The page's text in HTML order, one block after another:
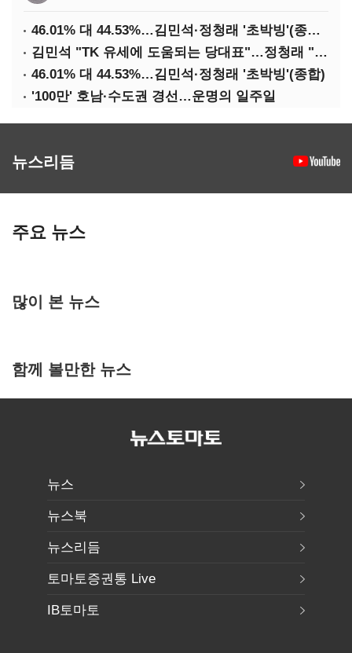
46.01% 대 44.53%…김민석·정청래 '초박빙'(종합 2보)
김민석 "TK 유세에 도움되는 당대표"…정청래 "벌써 대표된 양 당직 배분"
46.01% 대 44.53%…김민석·정청래 '초박빙'(종합)
'100만' 호남·수도권 경선…운명의 일주일
뉴스리듬
주요 뉴스
많이 본 뉴스
함께 볼만한 뉴스
뉴스
뉴스북
뉴스리듬
토마토증권통 Live
IB토마토